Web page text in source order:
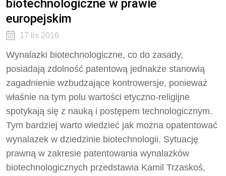
biotechnologiczne w prawie
europejskim
17 lis 2016
Wynalazki biotechnologiczne, co do zasady,
posiadają zdolność patentową jednakże stanowią
zagadnienie wzbudzające kontrowersje, ponieważ
właśnie na tym polu wartości etyczno-religijne
spotykają się z nauką i postępem technologicznym.
Tym bardziej warto wiedzieć jak można opatentować
wynalazek w dziedzinie biotechnologii. Sytuację
prawną w zakresie patentowania wynalazków
biotechnologicznych przedstawia Kamil Trzaskoś,